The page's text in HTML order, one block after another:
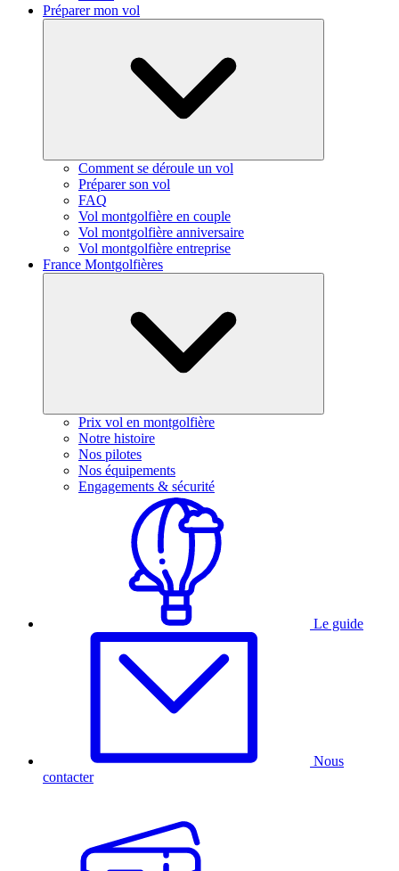
Préparer mon vol
Comment se déroule un vol
Préparer son vol
FAQ
Vol montgolfière en couple
Vol montgolfière anniversaire
Vol montgolfière entreprise
France Montgolfières
Prix vol en montgolfière
Notre histoire
Nos pilotes
Nos équipements
Engagements & sécurité
Le guide
Nous
contacter